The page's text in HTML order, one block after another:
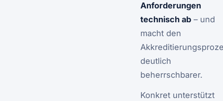
Anforderungen
technisch ab – und
macht den
deutlich
beherrschbarer.
Konkret unterstützt